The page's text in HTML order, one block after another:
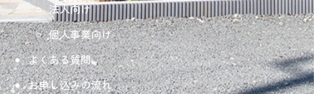
法人向け
個人事業向け
よくある質問
お申し込みの流れ